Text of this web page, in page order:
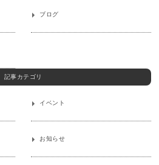
ブログ
記事カテゴリ
イベント
お知らせ